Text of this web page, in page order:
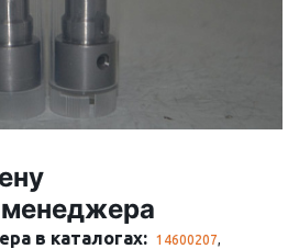
менеджера
в каталогах: 14600207,